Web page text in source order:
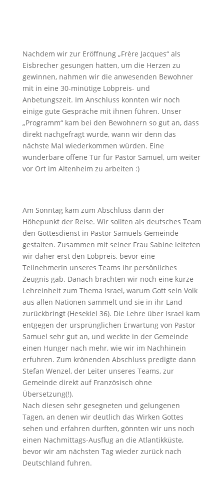
Nachdem wir zur Eröffnung „Frère Jacques“ als
Eisbrecher gesungen hatten, um die Herzen zu
gewinnen, nahmen wir die anwesenden Bewohner
mit in eine 30-minütige Lobpreis- und
Anbetungszeit. Im Anschluss konnten wir noch
einige gute Gespräche mit ihnen führen. Unser
„Programm“ kam bei den Bewohnern so gut an, dass
direkt nachgefragt wurde, wann wir denn das
nächste Mal wiederkommen würden. Eine
wunderbare offene Tür für Pastor Samuel, um weiter
vor Ort im Altenheim zu arbeiten :)
Am Sonntag kam zum Abschluss dann der
Höhepunkt der Reise. Wir sollten als deutsches Team
den Gottesdienst in Pastor Samuels Gemeinde
gestalten. Zusammen mit seiner Frau Sabine leiteten
wir daher erst den Lobpreis, bevor eine
Teilnehmerin unseres Teams ihr persönliches
Zeugnis gab. Danach brachten wir noch eine kurze
Lehreinheit zum Thema Israel, warum Gott sein Volk
aus allen Nationen sammelt und sie in ihr Land
zurückbringt (Hesekiel 36). Die Lehre über Israel kam
entgegen der ursprünglichen Erwartung von Pastor
Samuel sehr gut an, und weckte in der Gemeinde
einen Hunger nach mehr, wie wir im Nachhinein
erfuhren. Zum krönenden Abschluss predigte dann
Stefan Wenzel, der Leiter unseres Teams, zur
Gemeinde direkt auf Französisch ohne
Übersetzung(!).
Nach diesen sehr gesegneten und gelungenen
Tagen, an denen wir deutlich das Wirken Gottes
sehen und erfahren durften, gönnten wir uns noch
einen Nachmittags-Ausflug an die Atlantikküste,
bevor wir am nächsten Tag wieder zurück nach
Deutschland fuhren.